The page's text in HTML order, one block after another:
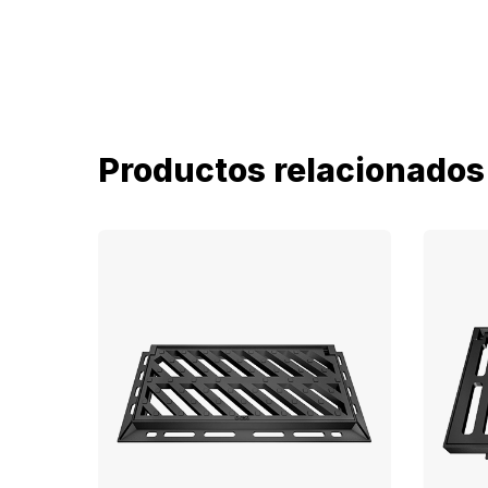
Productos relacionados